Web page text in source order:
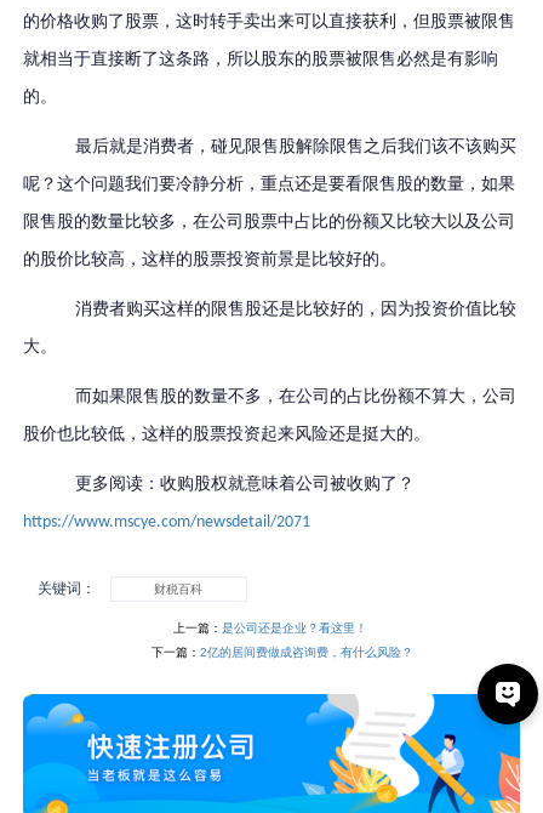
的价格收购了股票，这时转手卖出来可以直接获利，但股票被限售
就相当于直接断了这条路，所以股东的股票被限售必然是有影响
的。
最后就是消费者，碰见限售股解除限售之后我们该不该购买
呢？这个问题我们要冷静分析，重点还是要看限售股的数量，如果
限售股的数量比较多，在公司股票中占比的份额又比较大以及公司
的股价比较高，这样的股票投资前景是比较好的。
消费者购买这样的限售股还是比较好的，因为投资价值比较
大。
而如果限售股的数量不多，在公司的占比份额不算大，公司
股价也比较低，这样的股票投资起来风险还是挺大的。
更多阅读：收购股权就意味着公司被收购了？
https://www.mscye.com/newsdetail/2071
关键词： 财税百科
上一篇： 是公司还是企业？看这里！
下一篇： 2亿的居间费做成咨询费，有什么风险？